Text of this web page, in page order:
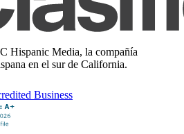
Hispanic Media, la compañía
en el sur de California.
Business